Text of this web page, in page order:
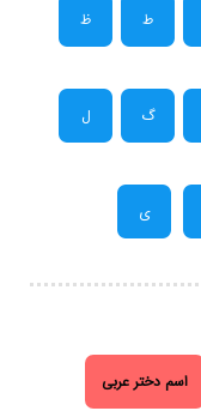
ط ظ
گ ل
ی
اسم دختر عربی